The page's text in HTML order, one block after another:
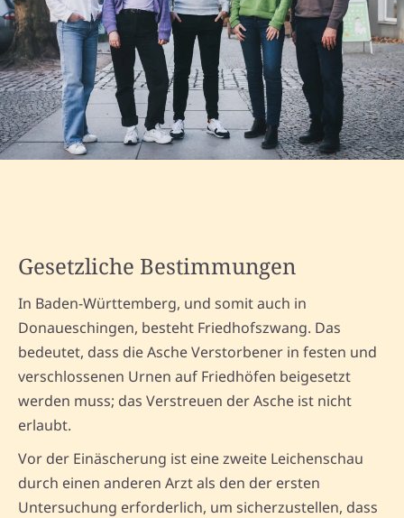
Gesetzliche Bestimmungen
In Baden-Württemberg, und somit auch in
Donaueschingen, besteht Friedhofszwang. Das
bedeutet, dass die Asche Verstorbener in festen und
verschlossenen Urnen auf Friedhöfen beigesetzt
werden muss; das Verstreuen der Asche ist nicht
erlaubt.
Vor der Einäscherung ist eine zweite Leichenschau
durch einen anderen Arzt als den der ersten
Untersuchung erforderlich, um sicherzustellen, dass